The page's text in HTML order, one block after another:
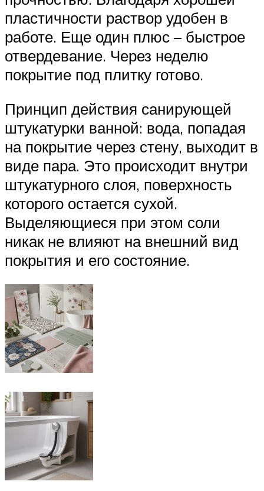
пластичности раствор удобен в
работе. Еще один плюс – быстрое
отвердевание. Через неделю
покрытие под плитку готово.
Принцип действия санирующей
штукатурки ванной: вода, попадая
на покрытие через стену, выходит в
виде пара. Это происходит внутри
штукатурного слоя, поверхность
которого остается сухой.
Выделяющиеся при этом соли
никак не влияют на внешний вид
покрытия и его состояние.